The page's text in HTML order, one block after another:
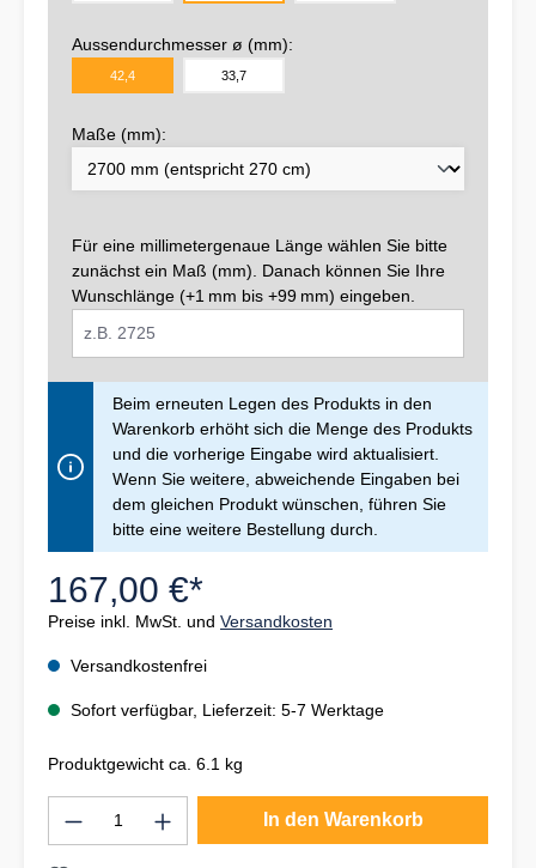
Aussendurchmesser ø (mm):
42,4 33,7
Maße (mm):
Für eine millimetergenaue Länge wählen Sie bitte
zunächst ein Maß (mm). Danach können Sie Ihre
Wunschlänge (+1 mm bis +99 mm) eingeben.
Beim erneuten Legen des Produkts in den
Warenkorb erhöht sich die Menge des Produkts
und die vorherige Eingabe wird aktualisiert.
Wenn Sie weitere, abweichende Eingaben bei
dem gleichen Produkt wünschen, führen Sie
bitte eine weitere Bestellung durch.
167,00 €*
Preise inkl. MwSt. und Versandkosten
Versandkostenfrei
Sofort verfügbar, Lieferzeit: 5-7 Werktage
Produktgewicht ca. 6.1 kg
Produkt Anzahl: Gib den gewünschten
In den Warenkorb